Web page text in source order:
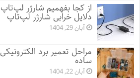
از کجا بفهمیم شارژر
دلایل خرابی شارژر لپ‌تاپ
آبان 29, 1404
مراحل تعمیر برد
ساده
آبان 22, 1404